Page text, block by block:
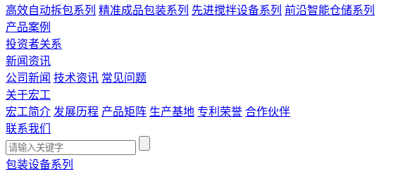
高效自动拆包系列 精准成品包装系列 先进搅拌设备系列 前沿智能仓储系列
产品案例
投资者关系
新闻资讯
公司新闻 技术资讯 常见问题
关于宏工
宏工简介 发展历程 产品矩阵 生产基地 专利荣誉 合作伙伴
联系我们
包装设备系列